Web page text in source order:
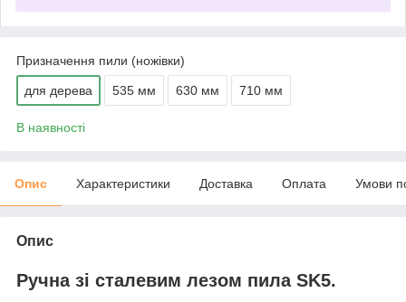
Призначення пили (ножівки)
для дерева 535 мм 630 мм 710 мм
В наявності
Опис Характеристики Доставка Оплата Умови
Опис
Ручна зі сталевим лезом пила SK5.